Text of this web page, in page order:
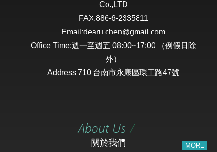
Co.,LTD
FAX:886-6-2335811
Email:dearu.chen@gmail.com
Office Time:週一至週五 08:00~17:00 （例假日除
外）
Address:710 台南市永康區環工路47號
About Us
關於我們 MORE